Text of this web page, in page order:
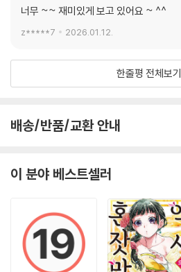
너무 ~~ 재미있게 보고 있어요 ~ ^^
z*****7 2026.01.12.
한줄평 전체보기
배송/반품/교환 안내
이 분야 베스트셀러